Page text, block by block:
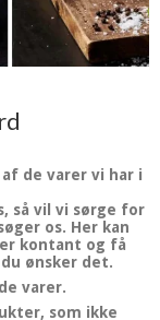
de varer vi har i
så vil vi sørge for
os. Her kan
kontant og få
ønsker det.
varer.
som ikke